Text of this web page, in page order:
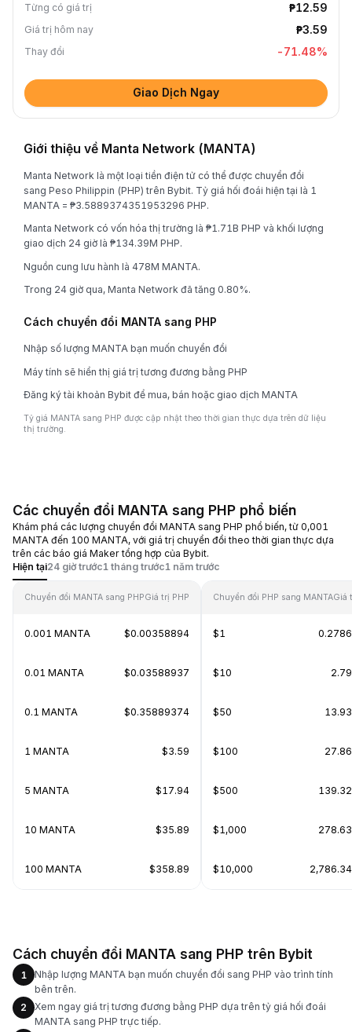
Từng có giá trị ₱12.59
Giá trị hôm nay ₱3.59
Thay đổi -71.48%
Giao Dịch Ngay
Giới thiệu về Manta Network (MANTA)
Manta Network là một loại tiền điện tử có thể được chuyển đổi
sang Peso Philippin (PHP) trên Bybit. Tỷ giá hối đoái hiện tại là 1
MANTA = ₱3.5889374351953296 PHP.
Manta Network có vốn hóa thị trường là ₱1.71B PHP và khối lượng
giao dịch 24 giờ là ₱134.39M PHP.
Nguồn cung lưu hành là 478M MANTA.
Trong 24 giờ qua, Manta Network đã tăng 0.80%.
Cách chuyển đổi MANTA sang PHP
Nhập số lượng MANTA bạn muốn chuyển đổi
Máy tính sẽ hiển thị giá trị tương đương bằng PHP
Đăng ký tài khoản Bybit để mua, bán hoặc giao dịch MANTA
Tỷ giá MANTA sang PHP được cập nhật theo thời gian thực dựa trên dữ liệu
thị trường.
Các chuyển đổi MANTA sang PHP phổ biến
Khám phá các lượng chuyển đổi MANTA sang PHP phổ biến, từ 0,001
MANTA đến 100 MANTA, với giá trị chuyển đổi theo thời gian thực dựa
trên các báo giá Maker tổng hợp của Bybit.
Hiện tại24 giờ trước1 tháng trước1 năm trước
Chuyển đổi MANTA sang PHPGiá trị PHP
0.001 MANTA $0.00358894
0.01 MANTA $0.03588937
0.1 MANTA $0.35889374
1 MANTA $3.59
5 MANTA $17.94
10 MANTA $35.89
100 MANTA $358.89
Chuyển đổi PHP sang MANTAGiá
$1
$10
$50
$100
$500
$1,000
$10,000
Cách chuyển đổi MANTA sang PHP trên Bybit
1
Nhập lượng MANTA bạn muốn chuyển đổi sang PHP vào trình tính
bên trên.
2
Xem ngay giá trị tương đương bằng PHP dựa trên tỷ giá hối đoái
MANTA sang PHP trực tiếp.